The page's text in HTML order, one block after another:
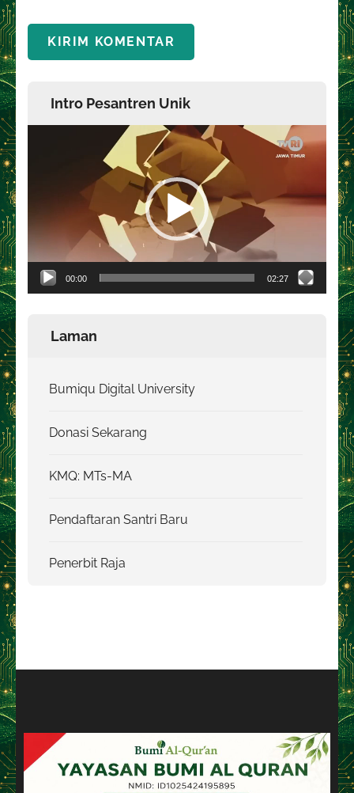
Intro Pesantren Unik
00:00 02:27
Laman
Bumiqu Digital University
Donasi Sekarang
KMQ: MTs-MA
Pendaftaran Santri Baru
Penerbit Raja